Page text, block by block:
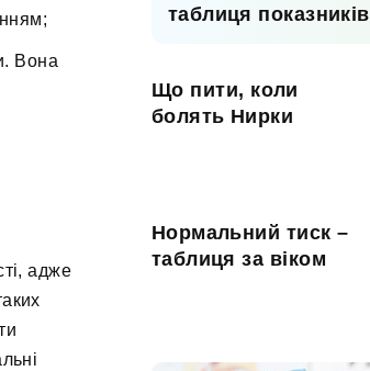
Вона
адже
таблиця показників
Що пити, коли
болять Нирки
Нормальний тиск –
таблиця за віком